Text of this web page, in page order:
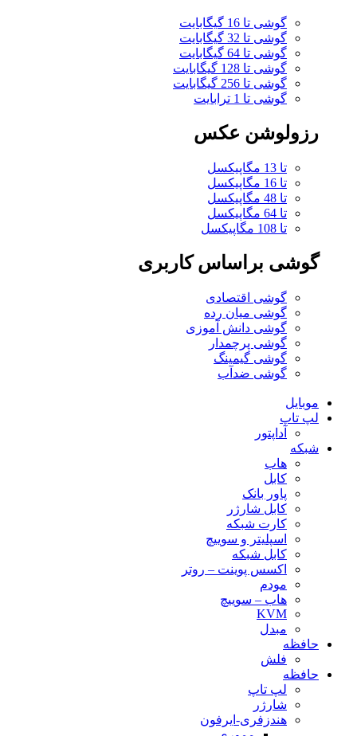
گوشی تا 16 گیگابایت
گوشی تا 32 گیگابایت
گوشی تا 64 گیگابایت
گوشی تا 128 گیگابایت
گوشی تا 256 گیگابایت
گوشی تا 1 ترابایت
رزولوشن عکس
تا 13 مگاپیکسل
تا 16 مگاپیکسل
تا 48 مگاپیکسل
تا 64 مگاپیکسل
تا 108 مگاپیکسل
گوشی براساس کاربری
گوشی اقتصادی
گوشی میان رده
گوشی دانش آموزی
گوشی پرچمدار
گوشی گیمینگ
گوشی ضدآب
موبایل
لپ تاپ
آداپتور
شبکه
هاب
کابل
پاور بانک
کابل شارژر
کارت شبکه
اسپلیتر و سوییچ
کابل شبکه
اکسس پوینت – روتر
مودم
هاب – سوییچ
KVM
مبدل
حافظه
فلش
حافظه
لپ تاپ
شارژر
هندزفری-ایرفون